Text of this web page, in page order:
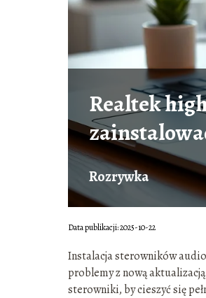
Realtek
Rozrywka
Data publikacji: 2025-10-22
Instalacja sterowników
problemy z nową
sterowniki, by cieszyć się